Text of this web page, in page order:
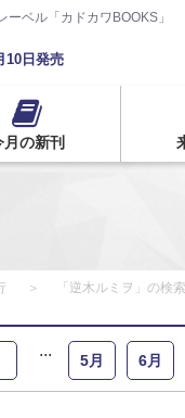
ベル「カドカワBOOKS」
10日発売
月の新刊
「逆木ルミヲ」の検
5月 6月